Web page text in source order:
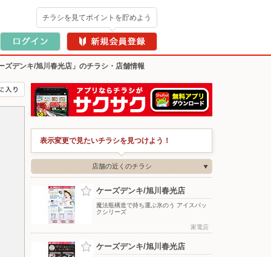
チラシを見てポイントを貯めよう
ズデンキ/旭川春光店」のチラシ・店舗情報
表示変更で見たいチラシを見つけよう！
店舗の近くのチラシ
ケーズデンキ/旭川春光店
魔法瓶構造で持ち運ぶ氷のう アイスパッ
クシリーズ
家電店
ケーズデンキ/旭川春光店